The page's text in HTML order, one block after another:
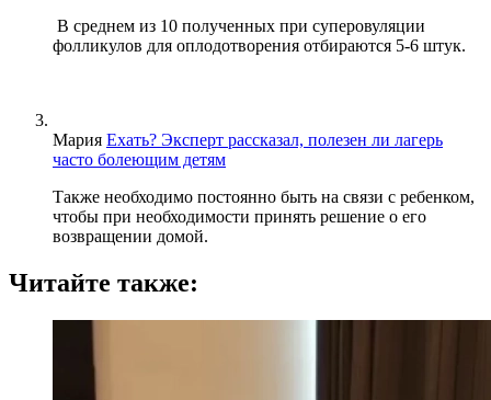
В среднем из 10 полученных при суперовуляции
фолликулов для оплодотворения отбираются 5-6 штук.
Мария Ехать? Эксперт рассказал, полезен ли лагерь
часто болеющим детям
Также необходимо постоянно быть на связи с ребенком,
чтобы при необходимости принять решение о его
возвращении домой.
Читайте также: